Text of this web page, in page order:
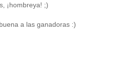
¡hombreya! ;)
a las ganadoras :)